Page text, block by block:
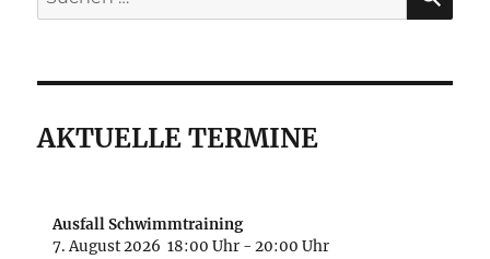
nach:
AKTUELLE TERMINE
Ausfall Schwimmtraining
7. August 2026 18:00 Uhr -20:00 Uhr